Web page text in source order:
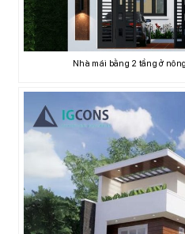
Nhà mái bằng 2 tầng ở